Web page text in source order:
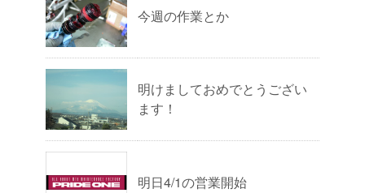
今週の作業とか
明けましておめでとうござい
ます！
明日4/1の営業開始